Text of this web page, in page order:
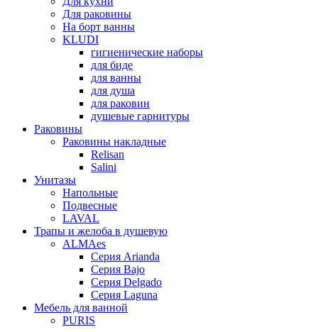
Для раковины
На борт ванны
KLUDI
гигиенические наборы
для биде
для ванны
для душа
для раковин
душевые гарнитуры
Раковины
Раковины накладные
Relisan
Salini
Унитазы
Напольные
Подвесные
LAVAL
Трапы и желоба в душевую
ALMAes
Серия Arianda
Серия Bajo
Серия Delgado
Серия Laguna
Мебель для ванной
PURIS